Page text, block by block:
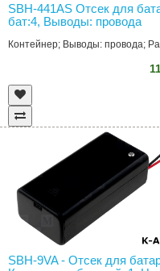
SBH-441AS Отсек для
бат:4, Выводы: провода
Контейнер; Выводы: провода;
SBH-9VA - Отсек для